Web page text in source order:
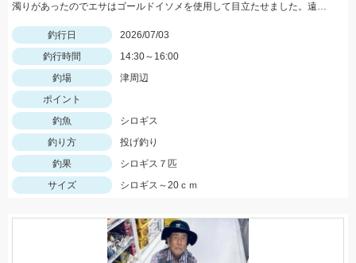
濁りがあったのでエサはゴールドイソメを使用して目立たせました。遠くに投げなくても反応良かったですが、回収中に手前のテトラ帯に引っ掛かることがあるので注意。ハイブリッドクロスにも反応ありました！
釣行日
2026/07/03
釣行時間
14:30～16:00
釣場
津周辺
ポイント
釣魚
シロギス
釣り方
投げ釣り
釣果
シロギス７匹
サイズ
シロギス～20ｃｍ